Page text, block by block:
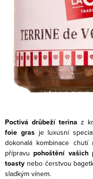
Poctivá drůbeží terina z
foie grasje luxusní
dokonalá kombinace
přípravupohoštění vašich
toasty nebo čerstvou
sladkým vínem.